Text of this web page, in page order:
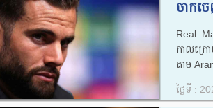
ចាកច
Real
កាលក្រ
តាម
ថ្ងៃទី :